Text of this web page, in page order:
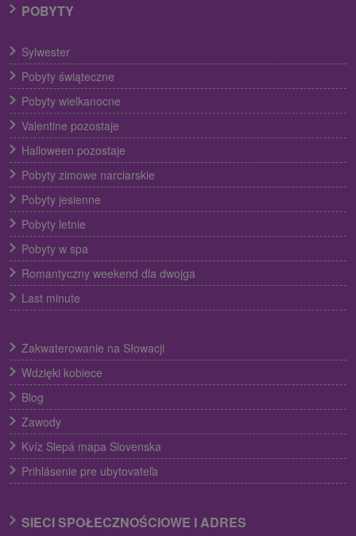
POBYTY
Sylwester
Pobyty świąteczne
Pobyty wielkanocne
Valentine pozostaje
Halloween pozostaje
Pobyty zimowe narciarskie
Pobyty jesienne
Pobyty letnie
Pobyty w spa
Romantyczny weekend dla dwojga
Last minute
Zakwaterowanie na Słowacji
Wdzięki kobiece
Blog
Zawody
Kvíz Slepá mapa Slovenska
Prihlásenie pre ubytovateľa
SIECI SPOŁECZNOŚCIOWE I ADRES